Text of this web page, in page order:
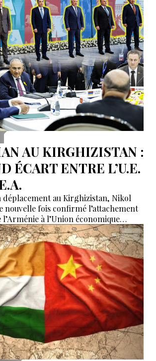
AU KIRGHIZISTAN :
ÉCART ENTRE L’U.E.
déplacement au Kirghizistan, Nikol
nouvelle fois confirmé l’attachement
à l’Union économique
en réaffirmant son rapprochement
Entre dépendance
et ambitions européennes,
maintenir un équilibre dont les
de plus en plus difficiles à